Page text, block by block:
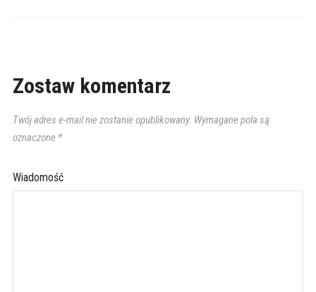
Zostaw komentarz
Twój adres e-mail nie zostanie opublikowany. Wymagane pola są
oznaczone *
Wiadomość